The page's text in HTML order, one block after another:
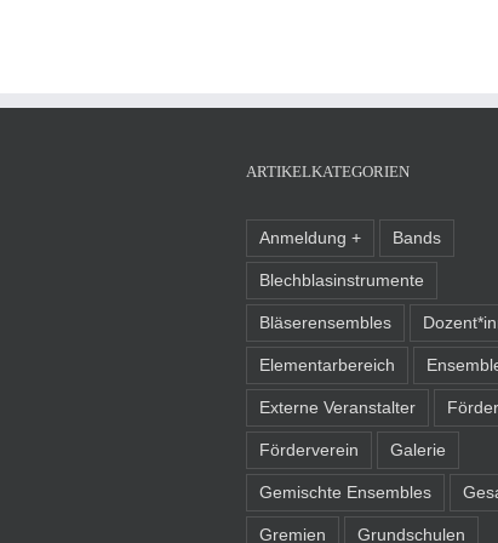
ARTIKELKATEGORIEN
Anmeldung + Bands
Blechblasinstrumente
Bläserensembles
Elementarbereich
Externe Veranstalter
Förderverein Galerie
Gemischte Ensembles
Gremien Grundschulen